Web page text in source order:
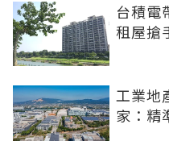
台積電
租屋搶
工業
家：精